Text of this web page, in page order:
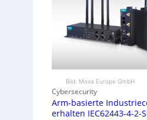
Bild: Moxa Europe GmbH
Cybersecurity
Arm-basierte
erhalten IEC62443-4-2-